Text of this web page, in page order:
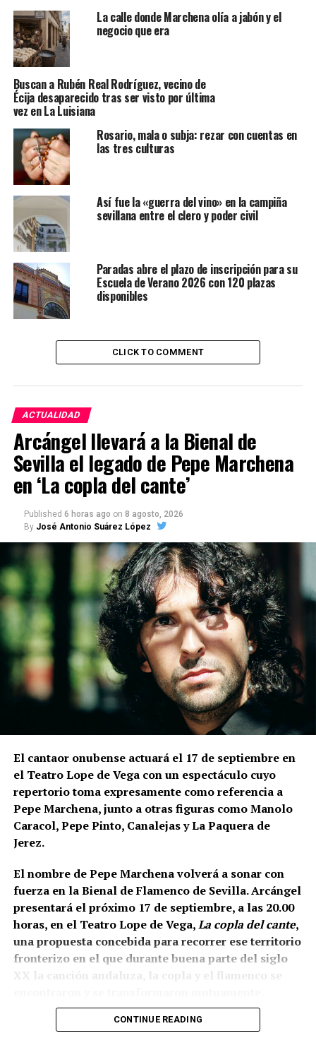
La calle donde Marchena olía a jabón y el
negocio que era
Buscan a Rubén Real Rodríguez, vecino de
Écija desaparecido tras ser visto por última
vez en La Luisiana
Rosario, mala o subja: rezar con cuentas en
las tres culturas
Así fue la «guerra del vino» en la campiña
sevillana entre el clero y poder civil
Paradas abre el plazo de inscripción para su
Escuela de Verano 2026 con 120 plazas
disponibles
CLICK TO COMMENT
ACTUALIDAD
Arcángel llevará a la Bienal de
Sevilla el legado de Pepe Marchena
en ‘La copla del cante’
Published 6 horas ago on 8 agosto, 2026
By José Antonio Suárez López
El cantaor onubense actuará el 17 de septiembre en
el Teatro Lope de Vega con un espectáculo cuyo
repertorio toma expresamente como referencia a
Pepe Marchena, junto a otras figuras como Manolo
Caracol, Pepe Pinto, Canalejas y La Paquera de
Jerez.
El nombre de Pepe Marchena volverá a sonar con
fuerza en la Bienal de Flamenco de Sevilla. Arcángel
presentará el próximo 17 de septiembre, a las 20.00
horas, en el Teatro Lope de Vega,La copla del cante,
una propuesta concebida para recorrer ese territorio
fronterizo en el que durante buena parte del siglo
XX la canción andaluza, la copla y el flamenco se
La propia organización ha definido el espectáculo
CONTINUE READING